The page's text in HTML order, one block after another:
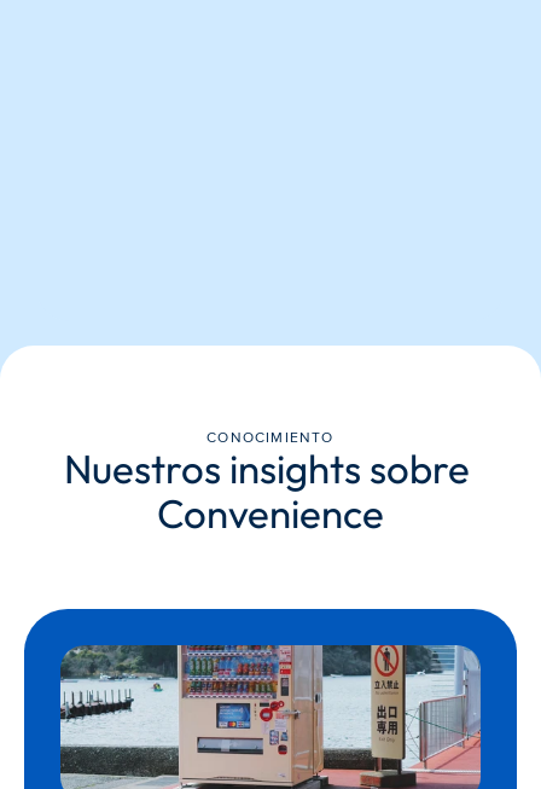
CONOCIMIENTO
Nuestros insights sobre
Convenience